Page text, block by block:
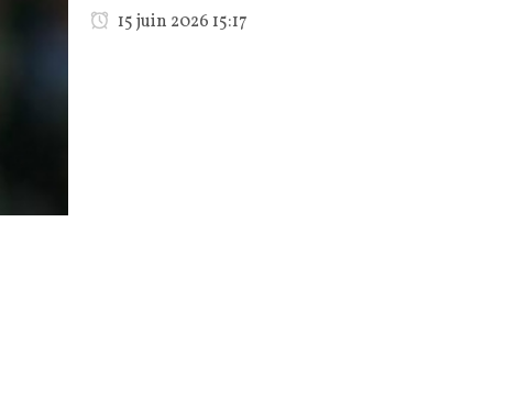
15 juin 2026 15:17